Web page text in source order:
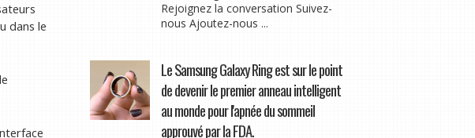
dans le
Rejoignez la conversation Suivez-
nous Ajoutez-nous ...
Le Samsung Galaxy Ring est sur le point
de devenir le premier anneau intelligent
au monde pour l'apnée du sommeil
approuvé par la FDA.